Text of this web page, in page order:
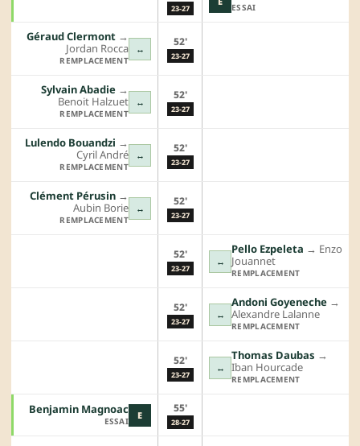
23-27 ESSAI
↔
Géraud Clermont →︎
Jordan Rocca
REMPLACEMENT
52'
23-27
↔
Sylvain Abadie →︎
Benoit Halzuet
REMPLACEMENT
52'
23-27
↔
Lulendo Bouandzi →︎
Cyril André
REMPLACEMENT
52'
23-27
↔
Clément Pérusin →︎
Aubin Borie
REMPLACEMENT
52'
23-27
52'
23-27
↔
Pello Ezpeleta →︎ Enzo
Jouannet
REMPLACEMENT
52'
23-27
↔
Andoni Goyeneche →︎
Alexandre Lalanne
REMPLACEMENT
52'
23-27
↔
Thomas Daubas →︎
Iban Hourcade
REMPLACEMENT
E
Benjamin Magnoac
ESSAI
55'
28-27